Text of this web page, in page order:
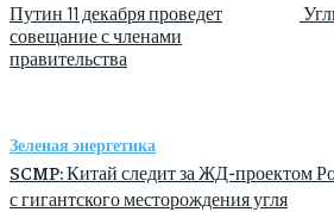
Путин 11 декабря проведет
совещание с членами
правительства
Зеленая энергетика
SCMP: Китай следит за ЖД-проектом
с гигантского месторождения угля